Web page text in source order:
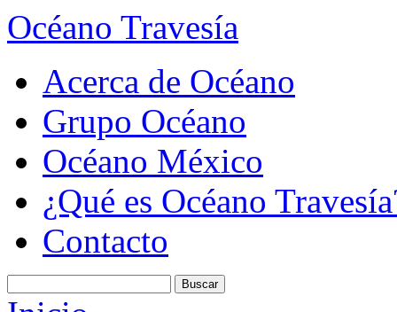
Océano Travesía
Acerca de Océano
Grupo Océano
Océano México
¿Qué es Océano
Contacto